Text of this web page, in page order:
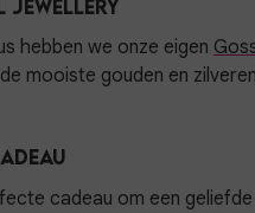
Jewellery
hebben we onze eigen
mooiste gouden en
cadeau om een